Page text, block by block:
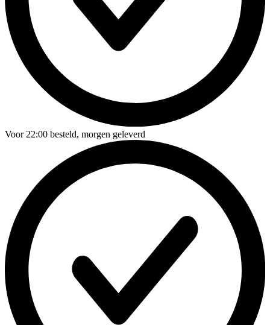
Voor22:00 besteld, morgen geleverd